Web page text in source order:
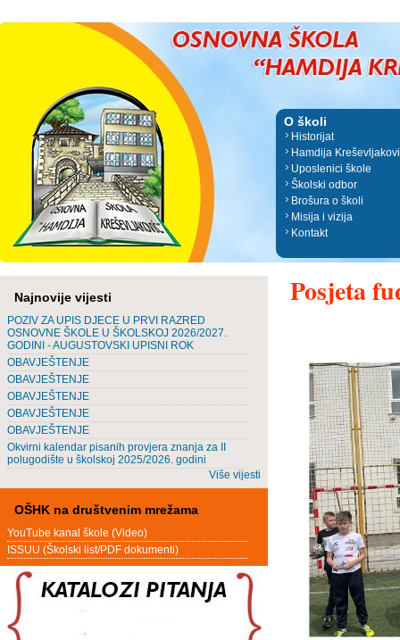
O školi
Historijat
Hamdija
Uposlenici škole
Školski odbor
Brošura o školi
Misija i vizija
Kontakt
Najnovije vijesti
POZIV ZA UPIS DJECE U PRVI RAZRED
OSNOVNE ŠKOLE U ŠKOLSKOJ 2026/2027.
GODINI - AUGUSTOVSKI UPISNI ROK
OBAVJEŠTENJE
OBAVJEŠTENJE
OBAVJEŠTENJE
OBAVJEŠTENJE
OBAVJEŠTENJE
Okvirni kalendar pisanih provjera znanja za II
polugodište u školskoj 2025/2026. godini
Više vijesti
OŠHK na društvenim mrežama
YouTube kanal škole (Video)
ISSUU (Školski list/PDF dokumenti)
Posjeta